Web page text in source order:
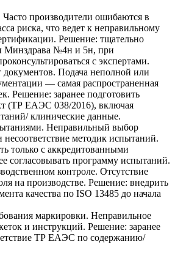
Часто производители ошибаются в
риска, что ведет к неправильному
Решение: тщательно
Минздрава №4н и 5н, при
с экспертами.
Подача неполной или
— самая распространенная
Решение: заранее подготовить
(ТР ЕАЭС 038/2016), включая
клинические данные.
Неправильный выбор
несоответствие методик испытаний.
только с аккредитованными
согласовывать программу испытаний.
контроле. Отсутствие
на производстве. Решение: внедрить
качества по ISO 13485 до начала
маркировки. Неправильное
и инструкций. Решение: заранее
ТР ЕАЭС по содержанию/